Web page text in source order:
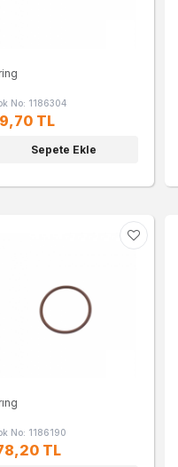
No: 1186304
TL
Sepete Ekle
No: 1186190
TL